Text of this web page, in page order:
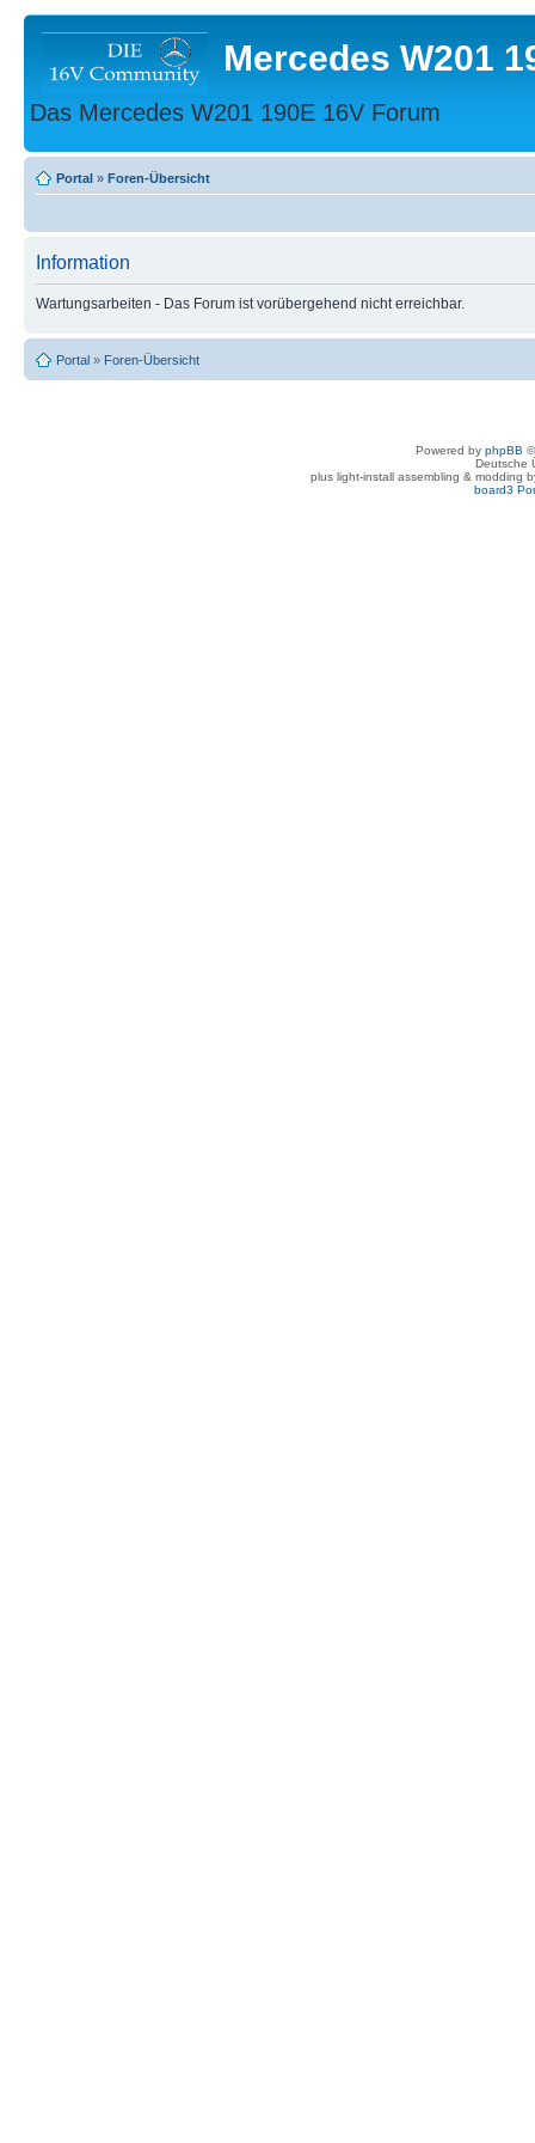
Mercedes W201
Das Mercedes W201 190E 16V Forum
Portal » Foren-Übersicht
Information
Wartungsarbeiten - Das Forum ist vorübergehend nicht erreichbar.
Portal » Foren-Übersicht
Powered by phpBB
Deutsche
plus light-install assembling & modding
board3